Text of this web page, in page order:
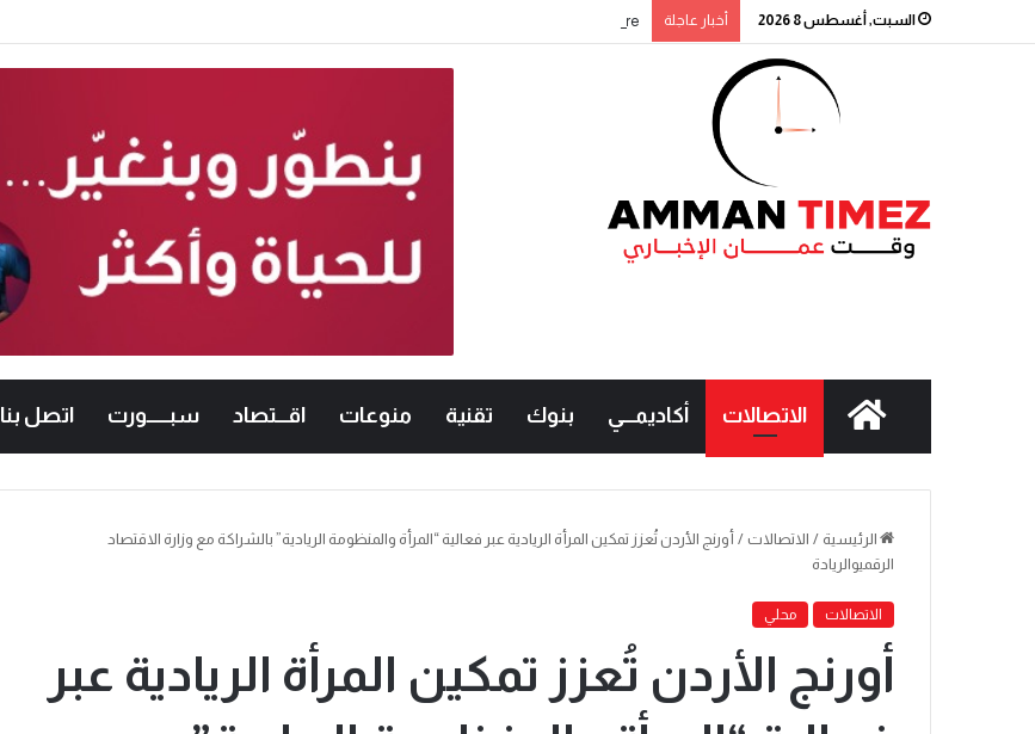
السبت, أغسطس 8 2026 أخبار عاجلة Signature” التابع لبنك القاهرة عمّان يطلق حملة جوائز حسابات التوفير لعام 2026
الاتصالات أكاديمـــي بنوك تقنية منوعات اقـــتصاد سبــــــورت اتصل بنا
الرئيسية / الاتصالات / أورنج الأردن تُعزز تمكين المرأة الريادية عبر فعالية “المرأة والمنظومة الريادية” بالشراكة مع وزارة الاقتصاد
الرقميوالريادة
الاتصالات محلي
أورنج الأردن تُعزز تمكين المرأة الريادية عبر